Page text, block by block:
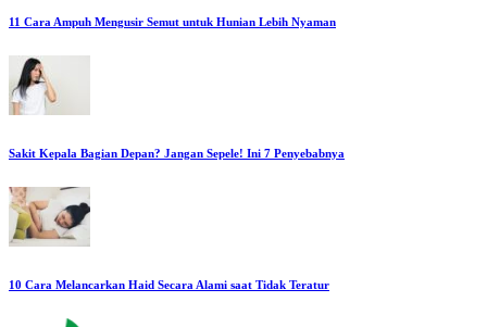
11 Cara Ampuh Mengusir Semut untuk Hunian Lebih Nyaman
Sakit Kepala Bagian Depan? Jangan Sepele! Ini 7 Penyebabnya
10 Cara Melancarkan Haid Secara Alami saat Tidak Teratur